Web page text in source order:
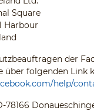
Square
Harbour
der
über folgenden Link
help/
78166